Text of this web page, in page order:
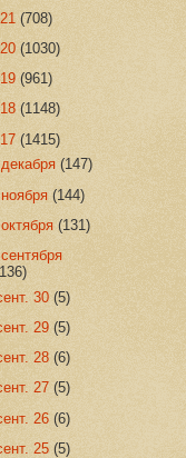
(708)
(1030)
(961)
(1148)
(1415)
декабря(147)
ноября(144)
октября(131)
сентября
30 (5)
29 (5)
28 (6)
27 (5)
26 (6)
25 (5)